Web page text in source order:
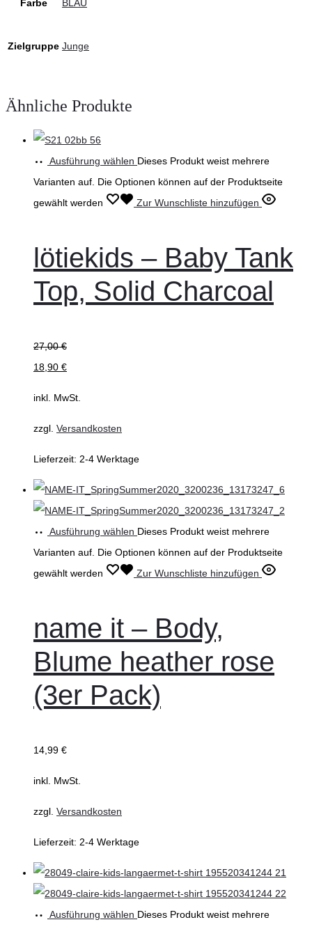
Farbe BLAU
Zielgruppe Junge
Ähnliche Produkte
Ausführung wählen Dieses Produkt weist mehrere
Varianten auf. Die Optionen können auf der Produktseite
gewählt werden
Zur Wunschliste hinzufügen
lötiekids – Baby Tank
Top, Solid Charcoal
27,00€
18,90 €
inkl. MwSt.
zzgl. Versandkosten
Lieferzeit: 2-4 Werktage
Ausführung wählen Dieses Produkt weist mehrere
Varianten auf. Die Optionen können auf der Produktseite
gewählt werden
Zur Wunschliste hinzufügen
name it – Body,
Blume heather rose
(3er Pack)
14,99 €
inkl. MwSt.
zzgl. Versandkosten
Lieferzeit: 2-4 Werktage
Ausführung wählen Dieses Produkt weist mehrere